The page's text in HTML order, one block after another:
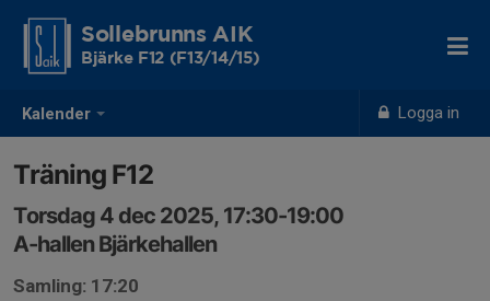
Kalender Logga in
Sollebrunns AIK
Bjärke F12 (F13/14/15)
Träning F12
Torsdag 4 dec 2025, 17:30-19:00
A-hallen Bjärkehallen
Samling: 17:20